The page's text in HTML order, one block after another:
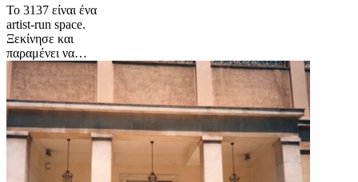
Το 3137 είναι ένα
artist-run space.
Ξεκίνησε και
παραμένει να…